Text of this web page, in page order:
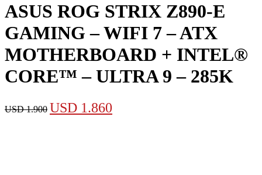
ASUS ROG STRIX Z890-E
GAMING – WIFI 7 – ATX
MOTHERBOARD + INTEL®
CORE™ – ULTRA 9 – 285K
USD1.900 El
USD 1.860